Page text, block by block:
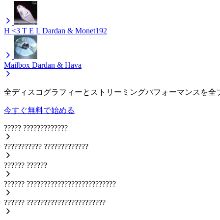
H <3 T E L Dardan & Monet192
Mailbox Dardan & Hava
全ディスコグラフィーとストリーミングパフォーマンスを全
今すぐ無料で始める
????? ?????????????
??????????? ?????????????
?????? ??????
?????? ??????????????????????????
?????? ???????????????????????